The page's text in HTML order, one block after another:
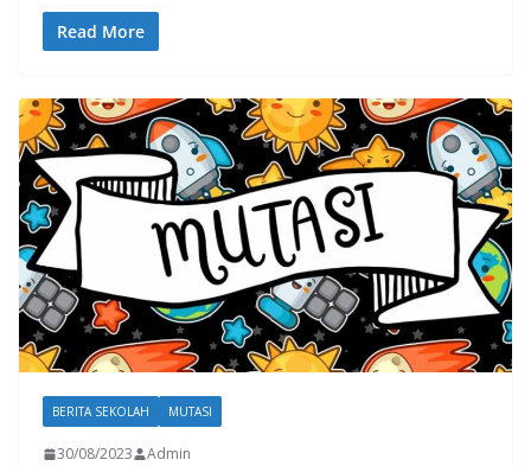
Read More
BERITA SEKOLAH MUTASI
30/08/2023 Admin